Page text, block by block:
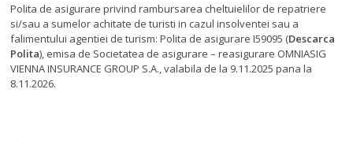
Polita de asigurare privind rambursarea cheltuielilor de repatriere
si/sau a sumelor achitate de turisti in cazul insolventei sau a
falimentului agentiei de turism: Polita de asigurare I59095 (Descarca
Polita), emisa de Societatea de asigurare – reasigurare OMNIASIG
VIENNA INSURANCE GROUP S.A., valabila de la 9.11.2025 pana la
8.11.2026.